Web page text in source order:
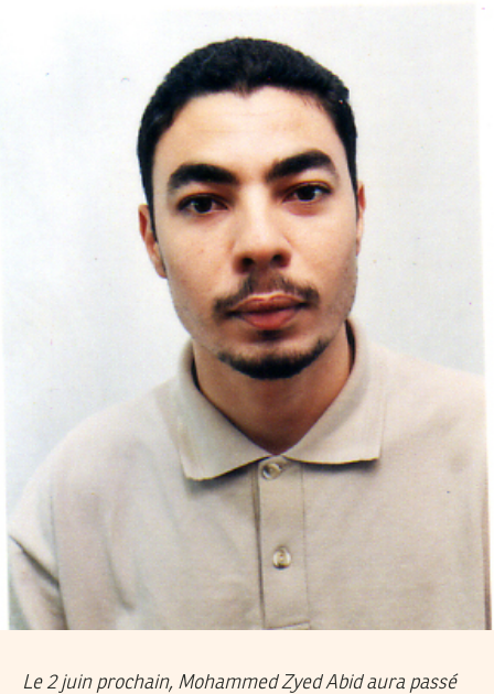
Le 2 juin prochain, Mohammed Zyed Abid aura passé